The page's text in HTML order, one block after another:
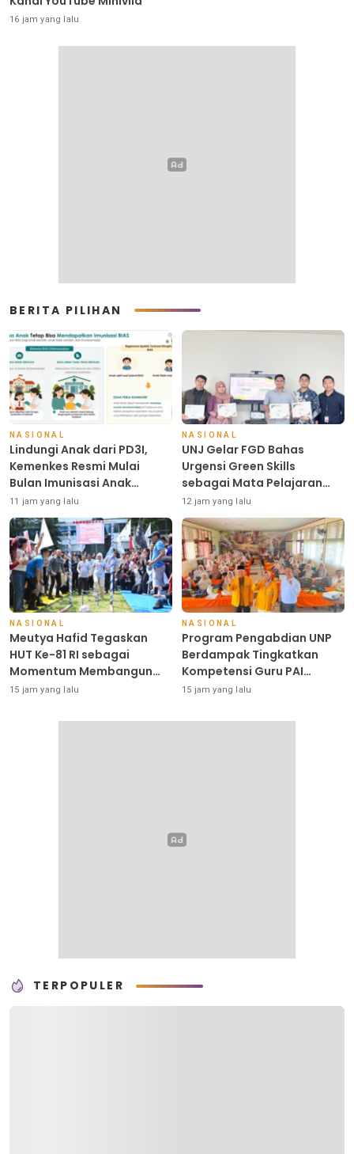
16 jam yang lalu
BERITA PILIHAN
NASIONAL
Lindungi Anak dari PD3I,
Kemenkes Resmi Mulai
Bulan Imunisasi Anak
Sekolah (BIAS) 2026
11 jam yang lalu
NASIONAL
UNJ Gelar FGD Bahas
Urgensi Green Skills
sebagai Mata Pelajaran
Umum Baru pada Kurikulum
SMK Pariwisata,
Perhotelan, dan UPW
12 jam yang lalu
NASIONAL
Meutya Hafid Tegaskan
HUT Ke-81 RI sebagai
Momentum Membangun
Kolaborasi yang Lebih Kuat
15 jam yang lalu
NASIONAL
Program Pengabdian UNP
Berdampak Tingkatkan
Kompetensi Guru PAI
melalui AI dan Digital
15 jam yang lalu
TERPOPULER